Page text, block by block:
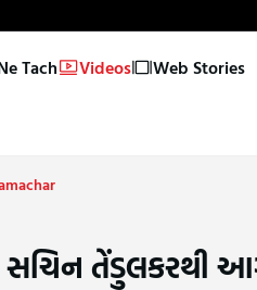
Tach Videos Web Stories
સચિન તેંડુલકરથી